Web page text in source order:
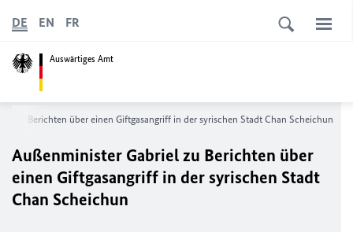
Auswärtiges Amt
DE EN FR
zu Berichten über einen Giftgasangriff in der syrischen Stadt Chan Scheichun
Außenminister Gabriel zu Berichten über
einen Giftgasangriff in der syrischen Stadt
Chan Scheichun